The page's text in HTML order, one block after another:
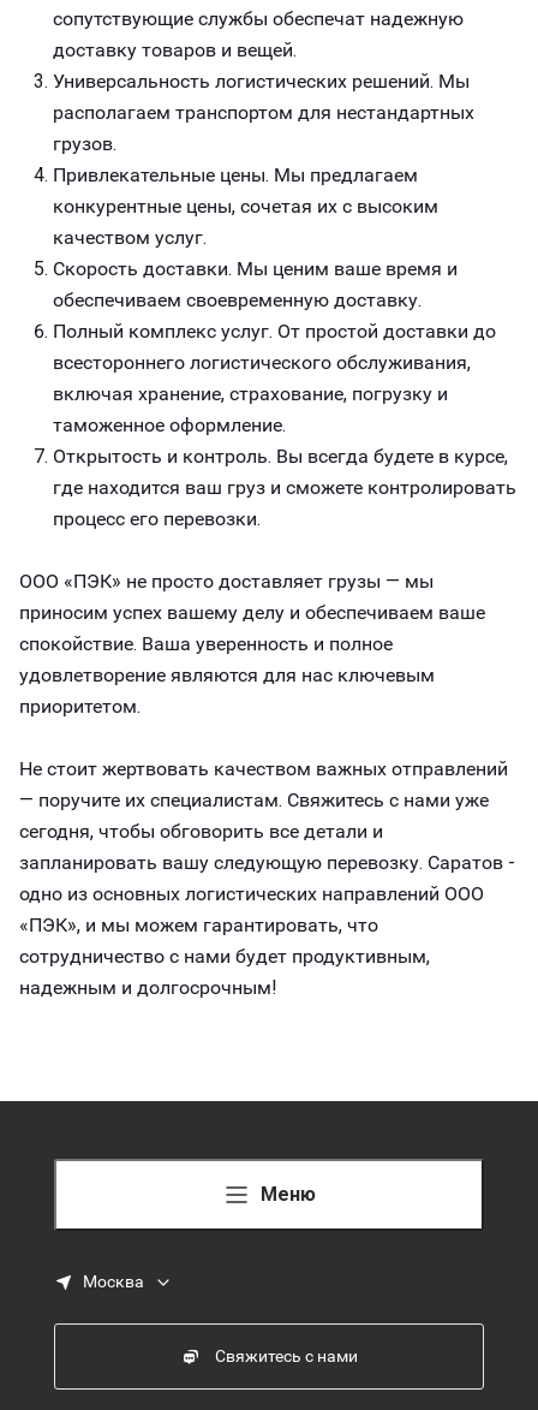
сопутствующие службы обеспечат надежную
доставку товаров и вещей.
Универсальность логистических решений. Мы
располагаем транспортом для нестандартных
грузов.
Привлекательные цены. Мы предлагаем
конкурентные цены, сочетая их с высоким
качеством услуг.
Скорость доставки. Мы ценим ваше время и
обеспечиваем своевременную доставку.
Полный комплекс услуг. От простой доставки до
всестороннего логистического обслуживания,
включая хранение, страхование, погрузку и
таможенное оформление.
Открытость и контроль. Вы всегда будете в курсе,
где находится ваш груз и сможете контролировать
процесс его перевозки.
ООО «ПЭК» не просто доставляет грузы — мы
приносим успех вашему делу и обеспечиваем ваше
спокойствие. Ваша уверенность и полное
удовлетворение являются для нас ключевым
приоритетом.
Не стоит жертвовать качеством важных отправлений
— поручите их специалистам. Свяжитесь с нами уже
сегодня, чтобы обговорить все детали и
запланировать вашу следующую перевозку. Саратов -
одно из основных логистических направлений ООО
«ПЭК», и мы можем гарантировать, что
сотрудничество с нами будет продуктивным,
надежным и долгосрочным!
Меню
Москва
Свяжитесь с нами